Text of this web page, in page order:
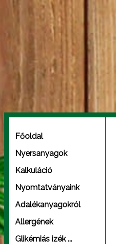
Főoldal
Nyersanyagok
Kalkuláció
Nyomtatványaink
Adalékanyagokról
Allergének
Glikémiás izék ...